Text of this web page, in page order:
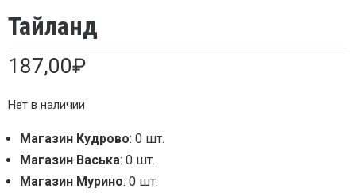
Тайланд
187,00₽
Нет в наличии
Магазин Кудрово: 0 шт.
Магазин Васька: 0 шт.
Магазин Мурино: 0 шт.